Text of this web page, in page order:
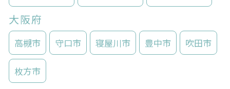
大阪府
高槻市 守口市 寝屋川市 豊中市 吹田市
枚方市